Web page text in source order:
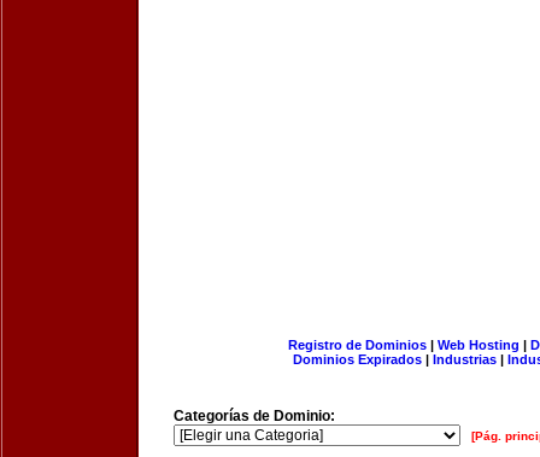
Registro de Dominios| Web Hosting |
Dominios Expirados | Industrias |
Categorías de Dominio:
[Pág.